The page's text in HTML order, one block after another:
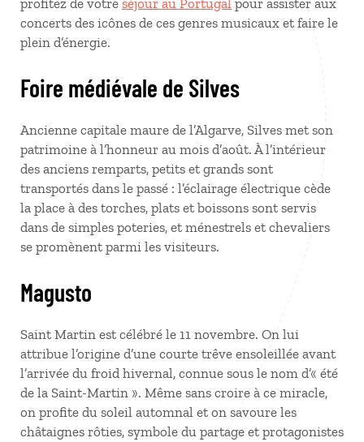
profitez de votre séjour au Portugal pour assister aux
concerts des icônes de ces genres musicaux et faire le
plein d’énergie.
Foire médiévale de Silves
Ancienne capitale maure de l’Algarve, Silves met son
patrimoine à l’honneur au mois d’août. À l’intérieur
des anciens remparts, petits et grands sont
transportés dans le passé : l’éclairage électrique cède
la place à des torches, plats et boissons sont servis
dans de simples poteries, et ménestrels et chevaliers
se promènent parmi les visiteurs.
Magusto
Saint Martin est célébré le 11 novembre. On lui
attribue l’origine d’une courte trêve ensoleillée avant
l’arrivée du froid hivernal, connue sous le nom d’« été
de la Saint-Martin ». Même sans croire à ce miracle,
on profite du soleil automnal et on savoure les
châtaignes rôties, symbole du partage et protagonistes